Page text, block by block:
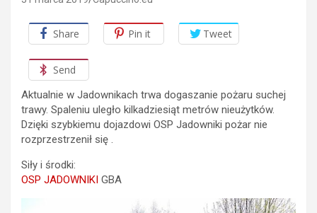
Share Pin it Tweet
Send
Aktualnie w Jadownikach trwa dogaszanie pożaru suchej
trawy. Spaleniu uległo kilkadziesiąt metrów nieużytków.
Dzięki szybkiemu dojazdowi OSP Jadowniki pożar nie
rozprzestrzenił się .
Siły i środki:
OSP JADOWNIKI GBA